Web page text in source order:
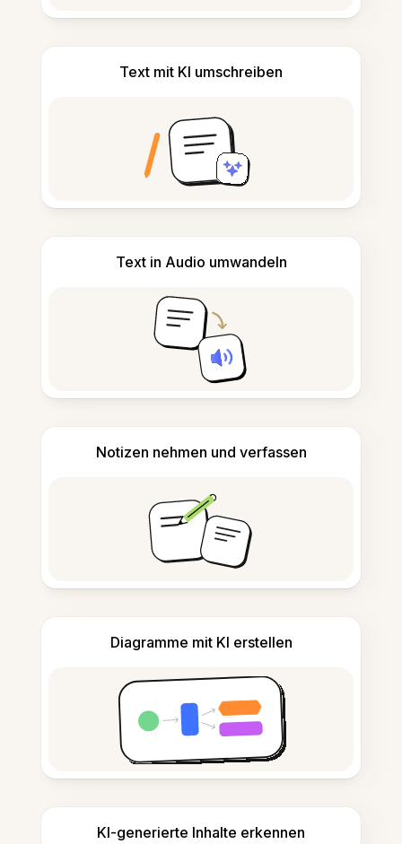
Text mit KI umschreiben
Text in Audio umwandeln
Notizen nehmen und verfassen
Diagramme mit KI erstellen
KI-generierte Inhalte erkennen